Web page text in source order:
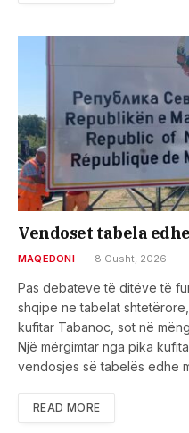
Vendoset tabela
MAQEDONI 8 Gusht, 2026
Pas debateve të ditëve të
shqipe ne tabelat
kufitar Tabanoc, sot në
Një mërgimtar nga pika
vendosjes së tabelës edhe
READ MORE